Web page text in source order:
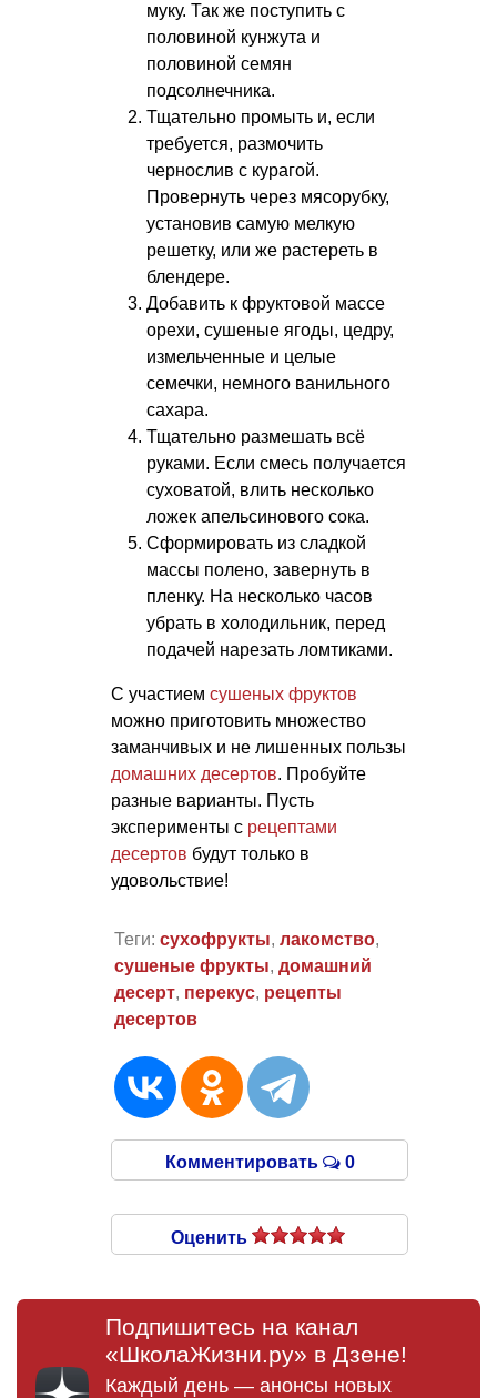
муку. Так же поступить с
половиной кунжута и
половиной семян
подсолнечника.
Тщательно промыть и, если
требуется, размочить
чернослив с курагой.
Провернуть через мясорубку,
установив самую мелкую
решетку, или же растереть в
блендере.
Добавить к фруктовой массе
орехи, сушеные ягоды, цедру,
измельченные и целые
семечки, немного ванильного
сахара.
Тщательно размешать всё
руками. Если смесь получается
суховатой, влить несколько
ложек апельсинового сока.
Сформировать из сладкой
массы полено, завернуть в
пленку. На несколько часов
убрать в холодильник, перед
подачей нарезать ломтиками.
С участием сушеных фруктов
можно приготовить множество
заманчивых и не лишенных пользы
домашних десертов. Пробуйте
разные варианты. Пусть
эксперименты с рецептами
десертов будут только в
удовольствие!
Теги: сухофрукты, лакомство,
сушеные фрукты, домашний
десерт, перекус, рецепты
десертов
Комментировать 0
Оценить
Подпишитесь на канал
«ШколаЖизни.ру» в Дзене!
Каждый день — анонсы новых